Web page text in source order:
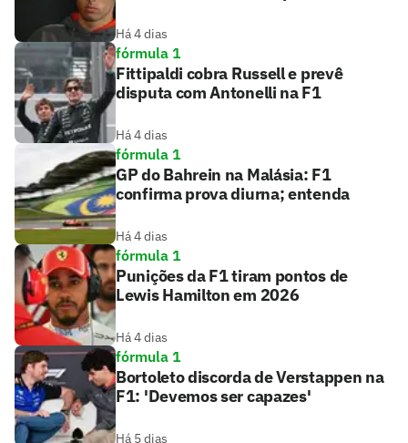
Há 4 dias
fórmula 1
Fittipaldi cobra Russell e prevê
disputa com Antonelli na F1
Há 4 dias
fórmula 1
GP do Bahrein na Malásia: F1
confirma prova diurna; entenda
Há 4 dias
fórmula 1
Punições da F1 tiram pontos de
Lewis Hamilton em 2026
Há 4 dias
fórmula 1
Bortoleto discorda de Verstappen na
F1: 'Devemos ser capazes'
Há 5 dias